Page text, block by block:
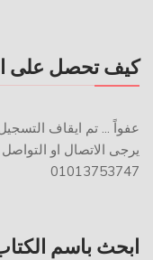
كيف تحصل على
عفواً ... تم ايقاف
يرجى الاتصال او
01013753747
ابحث باسم